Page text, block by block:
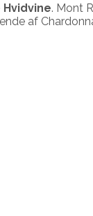
Hvidvine. Mont
af